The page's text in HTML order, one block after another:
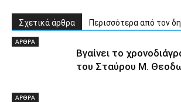
Σχετικά άρθρα Περισσότερα από τον
ΑΡΘΡΑ
Βγαίνει το
του Σταύρου Μ.
ΑΡΘΡΑ